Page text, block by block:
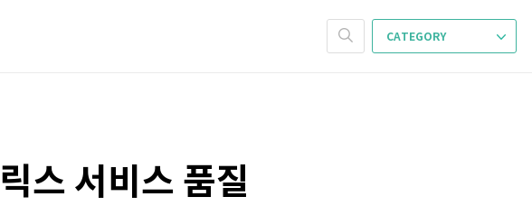
CATEGORY
스 서비스 품질